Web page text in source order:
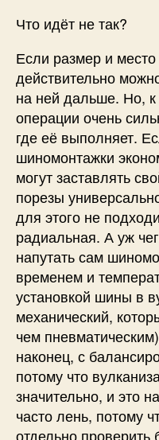
Что идёт не так?
Если размер и
действительно
на ней дальше. Но,
операции очень
где её выполняет.
шиномонтажки
могут заставлять
порезы
для этого не
радиальная. А уж
напутать сам
временем и
установкой шины в
механический,
чем
наконец, с
потому что
значительно, и это
часто лень, потому
отдельно проверить